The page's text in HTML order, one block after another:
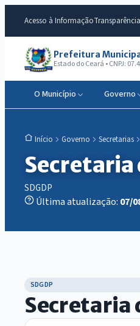
Acesso à InformaçãoTransparência
Prefeitura
Estado do Ceará • CNPJ:
O Município Governo
Início Governo Secretarias
Secretaria
SDGDP
Última atualização: 07/
SDGDP
Secretaria